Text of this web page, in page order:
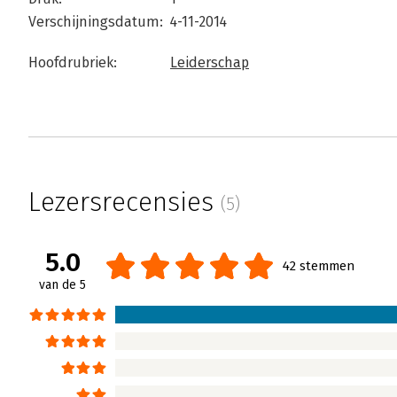
Verschijningsdatum: 4-11-2014
Hoofdrubriek: Leiderschap
Lezersrecensies (5)
5.0
van de 5
42 stemmen